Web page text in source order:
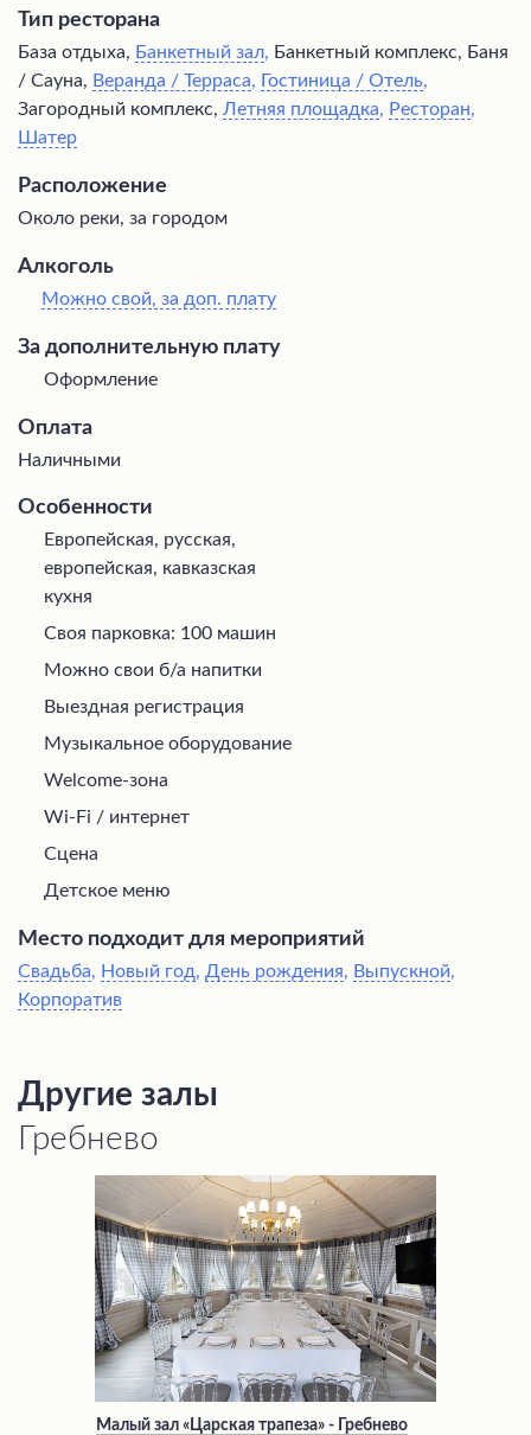
Тип ресторана
База отдыха, Банкетный зал, Банкетный комплекс, Баня
/ Сауна, Веранда / Терраса, Гостиница / Отель,
Загородный комплекс, Летняя площадка, Ресторан,
Шатер
Расположение
Около реки, за городом
Алкоголь
Можно свой, за доп. плату
За дополнительную плату
Оформление
Оплата
Наличными
Особенности
Европейская, русская,
европейская, кавказская
кухня
Своя парковка: 100 машин
Можно свои б/а напитки
Выездная регистрация
Музыкальное оборудование
Welcome-зона
Wi-Fi / интернет
Сцена
Детское меню
Место подходит для мероприятий
Свадьба, Новый год, День рождения, Выпускной,
Корпоратив
Другие залы
Гребнево
Малый зал «Царская трапеза» - Гребнево